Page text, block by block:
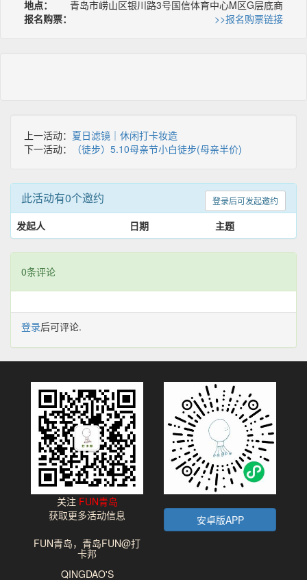
地点：
青岛市崂山区银川路3号国信体育中心M区G层底商
报名购票：
>>报名购票链接
上一活动： 夏日滤镜｜休闲打卡妆造
下一活动：
（徒步）5.10母亲节小白徒步(母亲半价)
登录后可发起邀约
此活动有0个邀约
发起人 日期 主题
0条评论
登录后可评论.
关注 FUN青岛
获取更多活动信息
安卓版APP
FUN青岛，青岛FUN@打
卡邦
QINGDAO'S